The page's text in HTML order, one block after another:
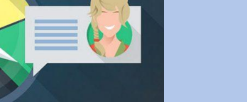
envers la formation sur la
et leur approche
connaissances en
je me sens maintenant
défis de la sécurité en